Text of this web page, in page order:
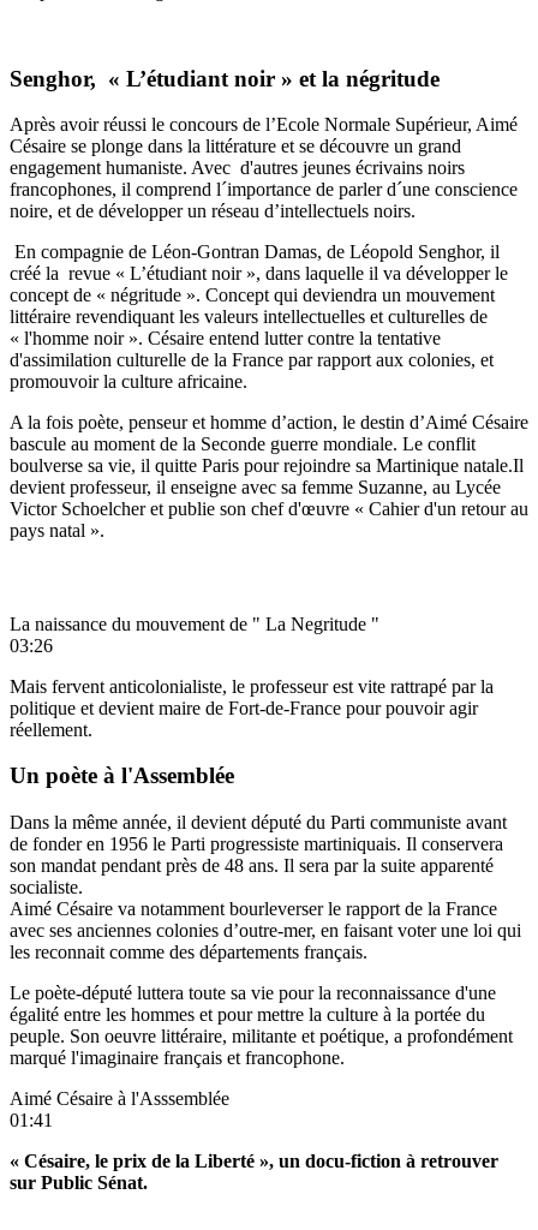
Senghor, « L’étudiant noir » et la négritude
Après avoir réussi le concours de l’Ecole Normale Supérieur, Aimé
Césaire se plonge dans la littérature et se découvre un grand
engagement humaniste. Avec d'autres jeunes écrivains noirs
francophones, il comprend l´importance de parler d´une conscience
noire, et de développer un réseau d’intellectuels noirs.
En compagnie de Léon-Gontran Damas, de Léopold Senghor, il
créé la revue « L’étudiant noir », dans laquelle il va développer le
concept de « négritude ». Concept qui deviendra un mouvement
littéraire revendiquant les valeurs intellectuelles et culturelles de
« l'homme noir ». Césaire entend lutter contre la tentative
d'assimilation culturelle de la France par rapport aux colonies, et
promouvoir la culture africaine.
A la fois poète, penseur et homme d’action, le destin d’Aimé Césaire
bascule au moment de la Seconde guerre mondiale. Le conflit
boulverse sa vie, il quitte Paris pour rejoindre sa Martinique natale.Il
devient professeur, il enseigne avec sa femme Suzanne, au Lycée
Victor Schoelcher et publie son chef d'œuvre « Cahier d'un retour au
pays natal ».
La naissance du mouvement de " La Negritude "
03:26
Mais fervent anticolonialiste, le professeur est vite rattrapé par la
politique et devient maire de Fort-de-France pour pouvoir agir
réellement.
Un poète à l'Assemblée
Dans la même année, il devient député du Parti communiste avant
de fonder en 1956 le Parti progressiste martiniquais. Il conservera
son mandat pendant près de 48 ans. Il sera par la suite apparenté
socialiste.
Aimé Césaire va notamment bourleverser le rapport de la France
avec ses anciennes colonies d’outre-mer, en faisant voter une loi qui
les reconnait comme des départements français.
Le poète-député luttera toute sa vie pour la reconnaissance d'une
égalité entre les hommes et pour mettre la culture à la portée du
peuple. Son oeuvre littéraire, militante et poétique, a profondément
marqué l'imaginaire français et francophone.
Aimé Césaire à l'Asssemblée
01:41
« Césaire, le prix de la Liberté », un docu-fiction à retrouver
sur Public Sénat.